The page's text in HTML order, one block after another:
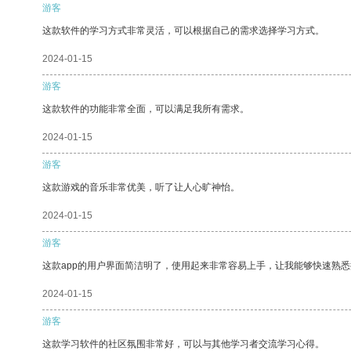
游客
这款软件的学习方式非常灵活，可以根据自己的需求选择学习方式。
2024-01-15
游客
这款软件的功能非常全面，可以满足我所有需求。
2024-01-15
游客
这款游戏的音乐非常优美，听了让人心旷神怡。
2024-01-15
游客
这款app的用户界面简洁明了，使用起来非常容易上手，让我能够快速熟
2024-01-15
游客
这款学习软件的社区氛围非常好，可以与其他学习者交流学习心得。